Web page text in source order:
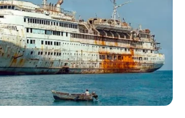
Mobil Listrik
tentang biaya dan
2026 Debut
irit 4,39 L/100 km